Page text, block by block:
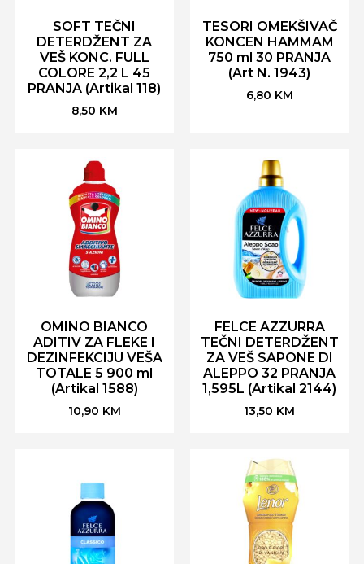
SOFT TEČNI
DETERDŽENT ZA
VEŠ KONC. FULL
COLORE 2,2 L 45
PRANJA (Artikal 118)
8,50 KM
TESORI OMEKŠIVAČ
KONCEN HAMMAM
750 ml 30 PRANJA
(Art N. 1943)
6,80 KM
OMINO BIANCO
ADITIV ZA FLEKE I
DEZINFEKCIJU VEŠA
TOTALE 5 900 ml
(Artikal 1588)
10,90 KM
FELCE AZZURRA
TEČNI DETERDŽENT
ZA VEŠ SAPONE DI
ALEPPO 32 PRANJA
1,595L (Artikal 2144)
13,50 KM